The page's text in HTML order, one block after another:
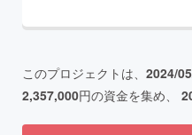
このプロジェクトは、 2024/
2,357,000円の資金を集め、